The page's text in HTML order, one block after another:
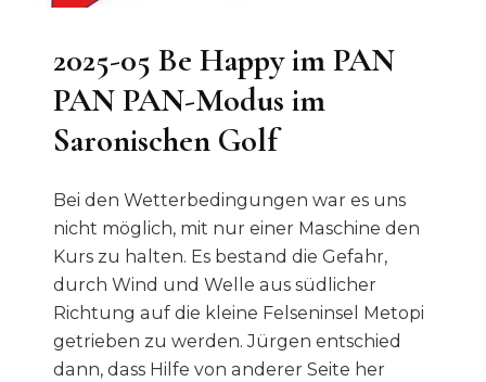
2025-05 Be Happy im PAN
PAN PAN-Modus im
Saronischen Golf
Bei den Wetterbedingungen war es uns
nicht möglich, mit nur einer Maschine den
Kurs zu halten. Es bestand die Gefahr,
durch Wind und Welle aus südlicher
Richtung auf die kleine Felseninsel Metopi
getrieben zu werden. Jürgen entschied
dann, dass Hilfe von anderer Seite her